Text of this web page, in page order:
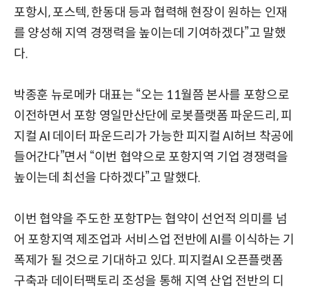
포항시, 포스텍, 한동대 등과 협력해 현장이 원하는 인재
를 양성해 지역 경쟁력을 높이는데 기여하겠다”고 말했
다.
박종훈 뉴로메카 대표는 “오는 11월쯤 본사를 포항으로
이전하면서 포항 영일만산단에 로봇플랫폼 파운드리, 피
지컬 AI 데이터 파운드리가 가능한 피지컬 AI허브 착공에
들어간다”면서 “이번 협약으로 포항지역 기업 경쟁력을
높이는데 최선을 다하겠다”고 말했다.
이번 협약을 주도한 포항TP는 협약이 선언적 의미를 넘
어 포항지역 제조업과 서비스업 전반에 AI를 이식하는 기
폭제가 될 것으로 기대하고 있다. 피지컬AI 오픈플랫폼
구축과 데이터팩토리 조성을 통해 지역 산업 전반의 디